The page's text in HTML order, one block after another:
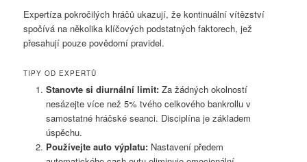
Expertíza pokročilých hráčů ukazují, že kontinuální vítězství
spočívá na několika klíčových podstatných faktorech, jež
přesahují pouze povědomí pravidel.
TIPY OD EXPERTŮ
Stanovte si diurnální limit:Za žádných okolností
nesázejte více než 5% tvého celkového bankrollu v
samostatné hráčské seanci. Disciplína je základem
úspěchu.
Používejte auto výplatu:Nastavení předem